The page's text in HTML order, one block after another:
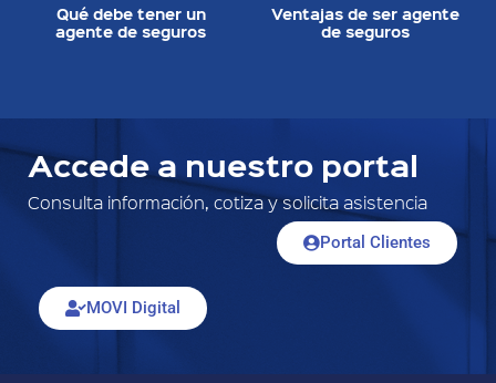
Qué debe tener un
agente de seguros
Ventajas de ser agente
de seguros
Accede a nuestro portal
Consulta información, cotiza y solicita asistencia
Portal Clientes
MOVI Digital